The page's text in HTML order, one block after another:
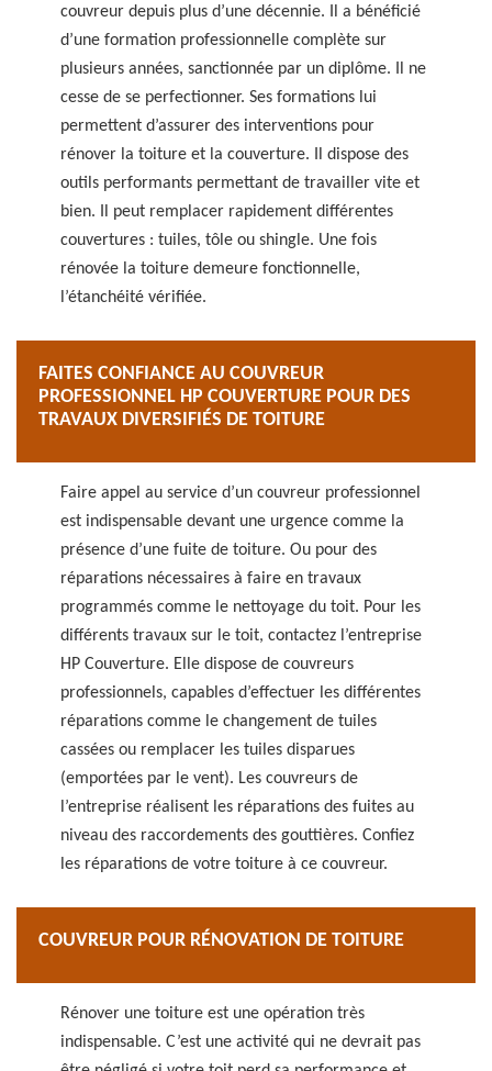
couvreur depuis plus d’une décennie. Il a bénéficié
d’une formation professionnelle complète sur
plusieurs années, sanctionnée par un diplôme. Il ne
cesse de se perfectionner. Ses formations lui
permettent d’assurer des interventions pour
rénover la toiture et la couverture. Il dispose des
outils performants permettant de travailler vite et
bien. Il peut remplacer rapidement différentes
couvertures : tuiles, tôle ou shingle. Une fois
rénovée la toiture demeure fonctionnelle,
l’étanchéité vérifiée.
FAITES CONFIANCE AU COUVREUR
PROFESSIONNEL HP COUVERTURE POUR DES
TRAVAUX DIVERSIFIÉS DE TOITURE
Faire appel au service d’un couvreur professionnel
est indispensable devant une urgence comme la
présence d’une fuite de toiture. Ou pour des
réparations nécessaires à faire en travaux
programmés comme le nettoyage du toit. Pour les
différents travaux sur le toit, contactez l’entreprise
HP Couverture. Elle dispose de couvreurs
professionnels, capables d’effectuer les différentes
réparations comme le changement de tuiles
cassées ou remplacer les tuiles disparues
(emportées par le vent). Les couvreurs de
l’entreprise réalisent les réparations des fuites au
niveau des raccordements des gouttières. Confiez
les réparations de votre toiture à ce couvreur.
COUVREUR POUR RÉNOVATION DE TOITURE
Rénover une toiture est une opération très
indispensable. C’est une activité qui ne devrait pas